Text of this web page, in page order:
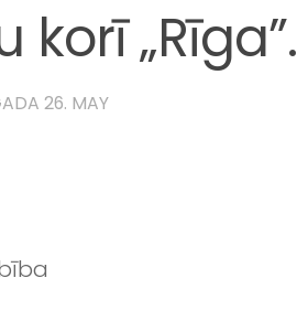
korī „Rīga”.
26. MAY